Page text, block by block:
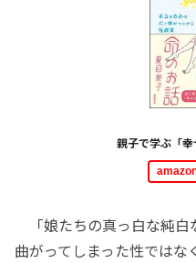
親子で学ぶ「
「娘たちの真っ白な純白
曲がってしまった性ではな